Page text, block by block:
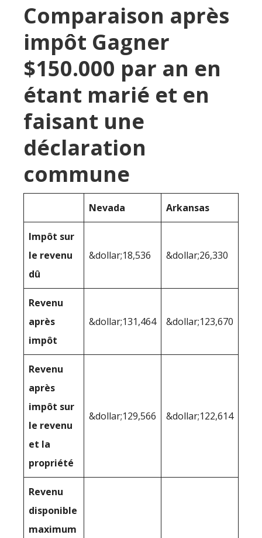
Comparaison après
impôt Gagner
$150.000 par an en
étant marié et en
faisant une
déclaration
commune
Nevada Arkansas
Impôt sur
le revenu
dû
&dollar;18,536 &dollar;26,330
Revenu
après
impôt
&dollar;131,464 &dollar;123,670
Revenu
après
impôt sur
le revenu
et la
propriété
&dollar;129,566 &dollar;122,614
Revenu
disponible
maximum